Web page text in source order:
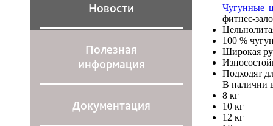
Новости
Полезная
информация
Документация
Чугунные
фитнес-
100 %
Широкая
Подходят
В наличии
8 кг
10 кг
12 кг